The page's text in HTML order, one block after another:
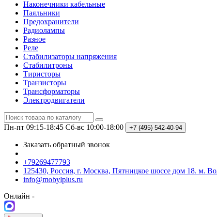
Наконечники кабельные
Паяльники
Предохранители
Радиолампы
Разное
Реле
Стабилизаторы напряжения
Стабилитроны
Тиристоры
Транзисторы
Трансформаторы
Электродвигатели
Пн-пт 09:15-18:45 Сб-вс 10:00-18:00 +7 (495) 542-40-94
Заказать обратный звонок
+79269477793
125430, Россия, г. Москва, Пятницкое шоссе дом 18. м.
info@mobylplus.ru
Онлайн -